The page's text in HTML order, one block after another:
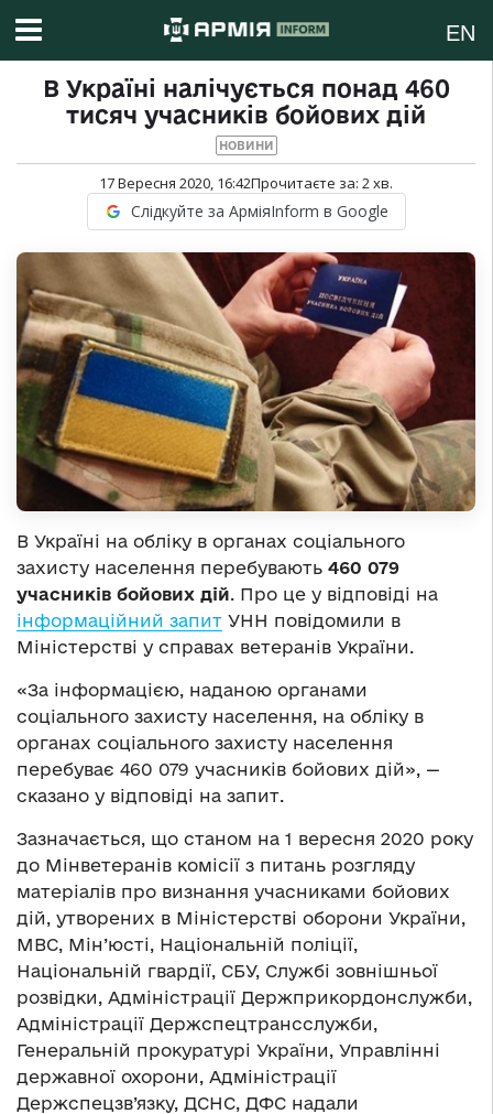
EN
В Україні налічується понад 460
тисяч учасників бойових дій
НОВИНИ
17 Вересня 2020, 16:42Прочитаєте за: 2хв.
Слідкуйте за АрміяInform в Google
В Україні на обліку в органах соціального
захисту населення перебувають 460 079
учасників бойових дій. Про це у відповіді на
інформаційний запит УНН повідомили в
Міністерстві у справах ветеранів України.
«За інформацією, наданою органами
соціального захисту населення, на обліку в
органах соціального захисту населення
перебуває 460 079 учасників бойових дій», —
сказано у відповіді на запит.
Зазначається, що станом на 1 вересня 2020 року
до Мінветеранів комісії з питань розгляду
матеріалів про визнання учасниками бойових
дій, утворених в Міністерстві оборони України,
МВС, Мін’юсті, Національній поліції,
Національній гвардії, СБУ, Службі зовнішньої
розвідки, Адміністрації Держприкордонслужби,
Адміністрації Держспецтрансслужби,
Генеральній прокуратурі України, Управлінні
державної охорони, Адміністрації
Держспецзв’язку, ДСНС, ДФС надали